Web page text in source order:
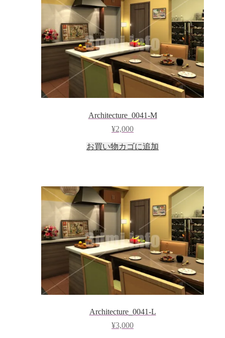
Architecture_0041-M
¥2,000
お買い物カゴに追加
Architecture_0041-L
¥3,000